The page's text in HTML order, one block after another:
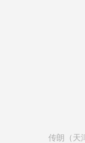
传朗（天